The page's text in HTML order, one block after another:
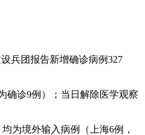
兵团报告新增确诊病例327
确诊9例）；当日解除医学观察
为境外输入病例（上海6例，